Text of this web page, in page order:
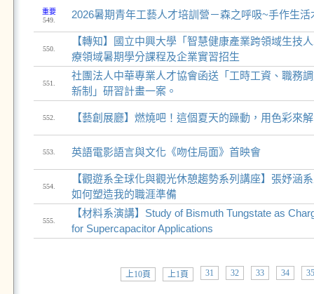
重要
549.
2026暑期青年工藝人才培訓營－森之呼吸~手作生
550.
【轉知】國立中興大學「智慧健康產業跨領域生技
療領域暑期學分課程及企業實習招生
551.
社團法人中華專業人才協會函送「工時工資、職務
新制」研習計畫一案。
552. 【藝創展廳】燃燒吧！這個夏天的躁動，用色彩來
553. 英語電影語言與文化《吻住局面》首映會
554.
【觀遊系全球化與觀光休憩趨勢系列講座】張妤涵
如何塑造我的職涯準備
555.
【材料系演講】Study of Bismuth Tungstate as
for Supercapacitor Applications
上10頁 上1頁 31 32 33 34 35